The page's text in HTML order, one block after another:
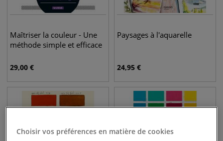
Maîtriser la couleur - Une
méthode simple et efficace
29,00 €
Paysages à l'aquarelle
24,95 €
Choisir vos préférences en matière de cookies